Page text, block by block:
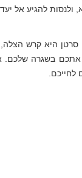
ולנסות להגיע אל
סרטן היא קרש
אתכם בשגרה שלכם.